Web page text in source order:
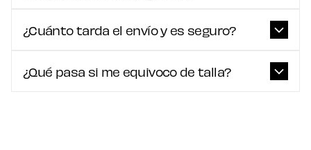
¿Cuánto tarda el envío y es seguro?
¿Qué pasa si me equivoco de talla?